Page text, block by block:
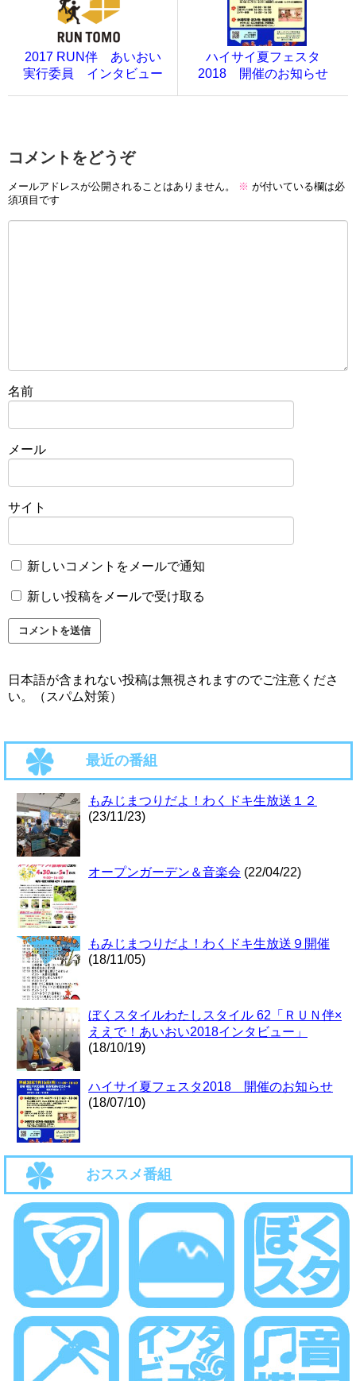
2017 RUN伴 あいおい
実行委員 インタビュー
ハイサイ夏フェスタ
2018 開催のお知らせ
コメントをどうぞ
メールアドレスが公開されることはありません。 ※ が付いている欄は必
須項目です
名前
メール
サイト
新しいコメントをメールで通知
新しい投稿をメールで受け取る
日本語が含まれない投稿は無視されますのでご注意くださ
い。（スパム対策）
最近の番組
もみじまつりだよ！わくドキ生放送１２
(23/11/23)
オープンガーデン＆音楽会 (22/04/22)
もみじまつりだよ！わくドキ生放送９開催
(18/11/05)
ぼくスタイルわたしスタイル 62「ＲＵＮ伴×
ええで！あいおい2018インタビュー」
(18/10/19)
ハイサイ夏フェスタ2018 開催のお知らせ
(18/07/10)
おススメ番組